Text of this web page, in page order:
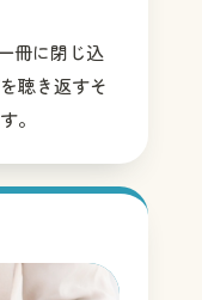
冊に閉じ込
聴き返すそ
。